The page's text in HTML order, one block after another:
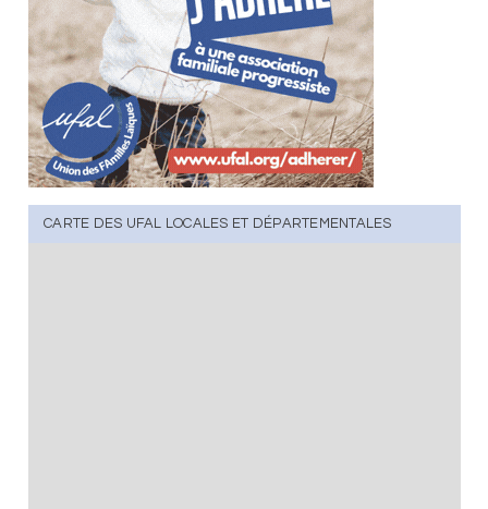
CARTE DES UFAL LOCALES ET DÉPARTEMENTALES